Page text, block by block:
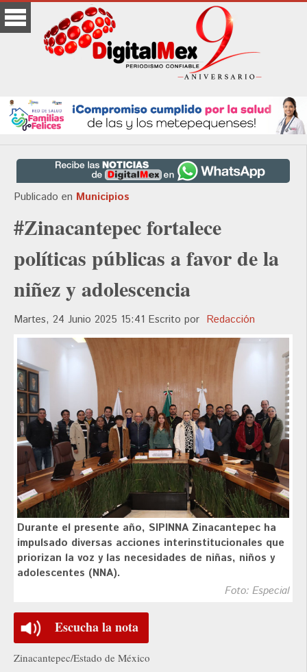
Publicado en Municipios
#Zinacantepec fortalece
políticas públicas a favor de la
niñez y adolescencia
Martes, 24 Junio 2025 15:41 Escrito por Redacción
Durante el presente año, SIPINNA Zinacantepec ha
impulsado diversas acciones interinstitucionales que
priorizan la voz y las necesidades de niñas, niños y
adolescentes (NNA).
Foto: Especial
Escucha la nota
Zinacantepec/Estado de México